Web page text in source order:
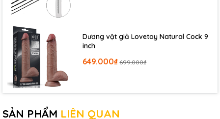
Dương vật giả Lovetoy Natural Cock 9
inch
649.000₫ 699.000₫
SẢN PHẨM LIÊN QUAN